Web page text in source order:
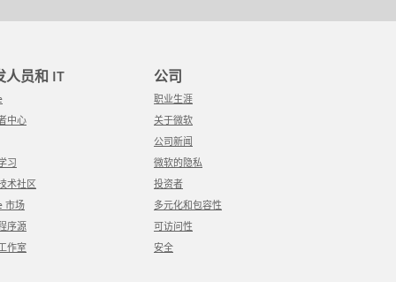
发人员和 IT
者中心
习
技术社区
市场
程序源
工作室
公司
职业生涯
关于微软
公司新闻
微软的隐私
投资者
多元化和包容性
可访问性
安全